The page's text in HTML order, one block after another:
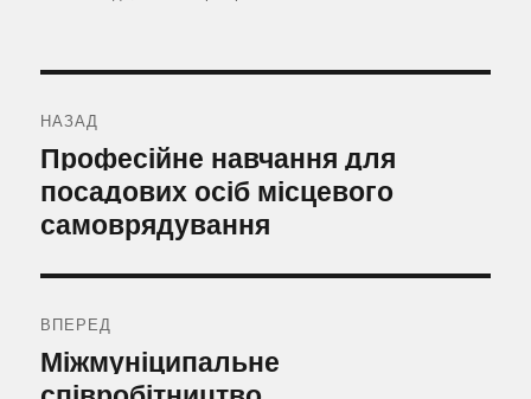
записів
НАЗАД
Попередній
запис:
Професійне навчання для
посадових осіб місцевого
самоврядування
ВПЕРЕД
Наступний
запис:
Міжмуніципальне